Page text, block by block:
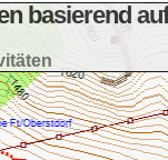
basierend